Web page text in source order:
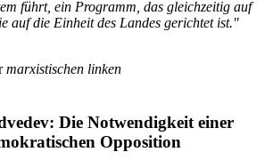
führt, ein Programm, das gleichzeitig auf
auf die Einheit des Landes gerichtet ist."
marxistischen linken
Die Notwendigkeit einer
Opposition